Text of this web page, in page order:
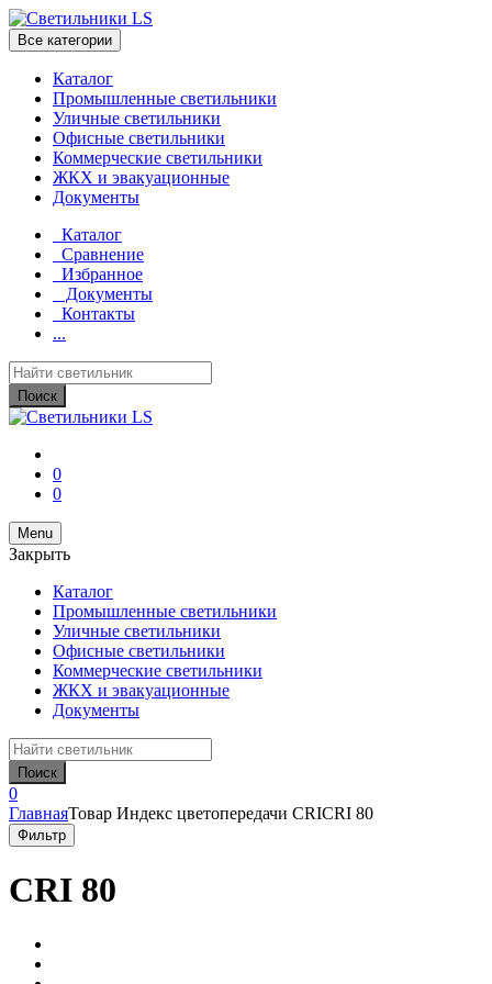
Skip
to
navigation
Skip
to
content
Все категории
Каталог
Промышленные светильники
Уличные светильники
Офисные светильники
Коммерческие светильники
ЖКХ и эвакуационные
Документы
Каталог
Сравнение
Избранное
Документы
Контакты
...
Search
for:Поиск
0
0
Menu
Закрыть
Каталог
Промышленные светильники
Уличные светильники
Офисные светильники
Коммерческие светильники
ЖКХ и эвакуационные
Документы
Search
for:Поиск
0
ГлавнаяТовар Индекс цветопередачи CRICRI 80
Фильтр
CRI 80